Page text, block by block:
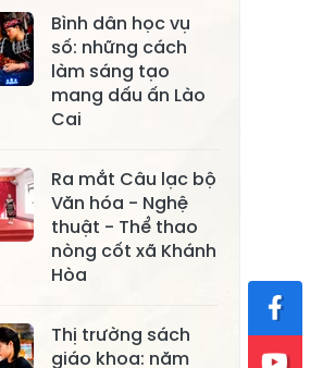
Xã Chấn Thịnh
Tâm
Xã Phong Dụ
Hạ
Xã Tân Hợp
Xã Xuân Ái
Xã Tân Lĩnh
Bình dân học vụ
số: những cách
làm sáng tạo
mang dấu ấn Lào
Cai
Ra mắt Câu lạc bộ
Văn hóa - Nghệ
thuật - Thể thao
nòng cốt xã Khánh
Hòa
Thị trường sách
giáo khoa: năm